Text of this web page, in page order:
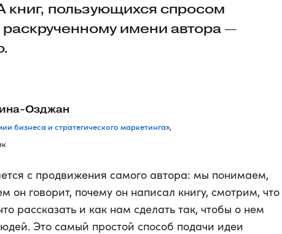
книг, пользующихся спросом
раскрученному имени автора —
Озджан
бизнеса и стратегического маркетинга»,
с продвижения самого автора: мы понимаем,
он говорит, почему он написал книгу, смотрим, что
рассказать и как нам сделать так, чтобы о нем
Это самый простой способ подачи идеи